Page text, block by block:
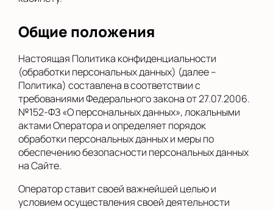
Общие положения
Настоящая Политика конфиденциальности
(обработки персональных данных) (далее –
Политика) составлена в соответствии с
требованиями Федерального закона от 27.07.2006.
№152-ФЗ «О персональных данных», локальными
актами Оператора и определяет порядок
обработки персональных данных и меры по
обеспечению безопасности персональных данных
на Сайте.
Оператор ставит своей важнейшей целью и
условием осуществления своей деятельности